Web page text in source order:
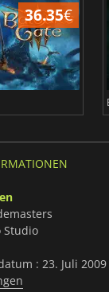
36.35€
Studio
: 23. Juli 2009